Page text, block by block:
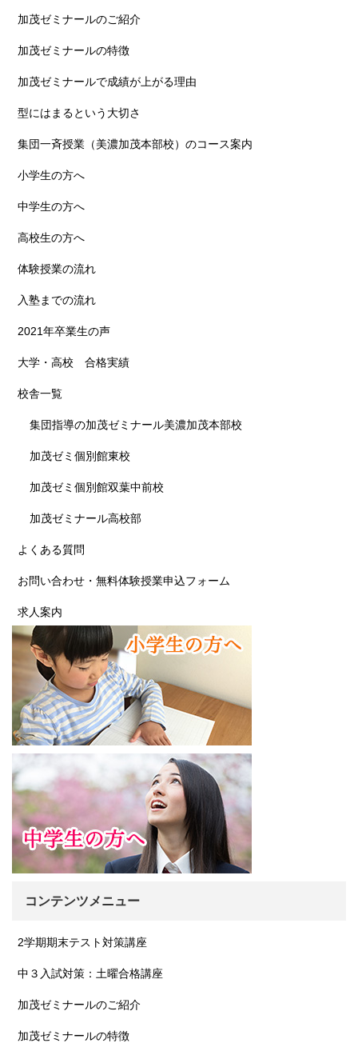
加茂ゼミナールのご紹介
加茂ゼミナールの特徴
加茂ゼミナールで成績が上がる理由
型にはまるという大切さ
集団一斉授業（美濃加茂本部校）のコース案内
小学生の方へ
中学生の方へ
高校生の方へ
体験授業の流れ
入塾までの流れ
2021年卒業生の声
大学・高校 合格実績
校舎一覧
集団指導の加茂ゼミナール美濃加茂本部校
加茂ゼミ個別館東校
加茂ゼミ個別館双葉中前校
加茂ゼミナール高校部
よくある質問
お問い合わせ・無料体験授業申込フォーム
求人案内
コンテンツメニュー
2学期期末テスト対策講座
中３入試対策：土曜合格講座
加茂ゼミナールのご紹介
加茂ゼミナールの特徴